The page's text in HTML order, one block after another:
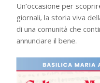
Un’occasione per
giornali, la storia viva
di una comunità che
annunciare il bene.